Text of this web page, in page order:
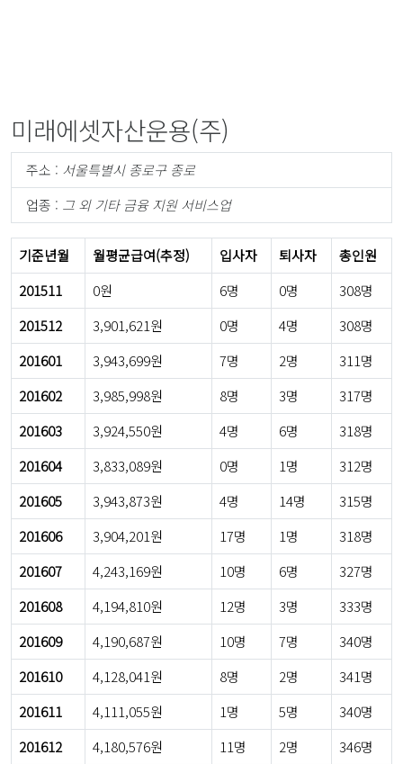
미래에셋자산운용(주)
주소 : 서울특별시 종로구 종로
업종 : 그 외 기타 금융 지원 서비스업
기준년월 월평균급여(추정) 입사자 퇴사자
총인원
201511
0원 6명 0명
308명
201512
3,901,621원 0명 4명
308명
201601
3,943,699원 7명 2명
311명
201602
3,985,998원 8명 3명
317명
201603
3,924,550원 4명 6명
318명
201604
3,833,089원 0명 1명
312명
201605
3,943,873원 4명 14명
315명
201606
3,904,201원 17명 1명
318명
201607
4,243,169원 10명 6명
327명
201608
4,194,810원 12명 3명
333명
201609
4,190,687원 10명 7명
340명
201610
4,128,041원 8명 2명
341명
201611
4,111,055원 1명 5명
340명
201612
4,180,576원 11명 2명
346명